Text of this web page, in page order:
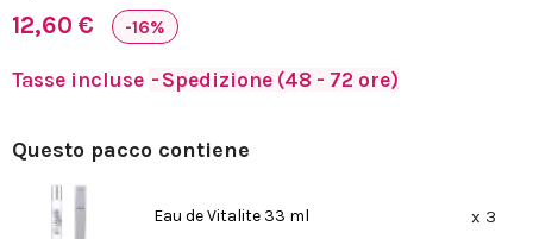
12,60 € -16%
Tasse incluse Spedizione (48 - 72 ore)
Questo pacco contiene
Eau de Vitalite 33 ml x 3